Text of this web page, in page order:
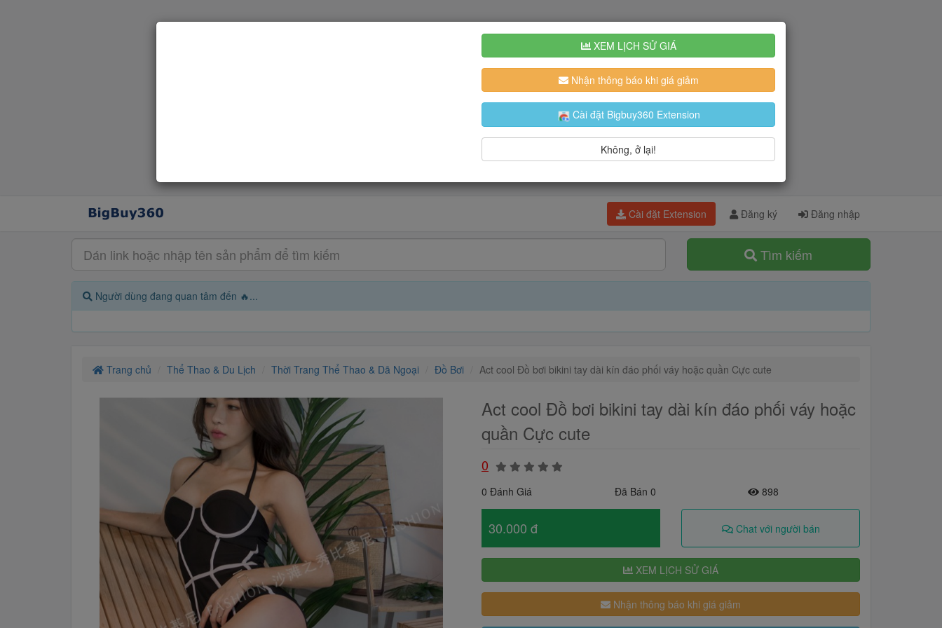
Cài đặt Extension Đăng ký Đăng nhập
Tìm kiếm
Người dùng đang quan tâm đến 🔥...
Trang chủ Thể Thao & Du Lịch Thời Trang Thể Thao & Dã Ngoại Đồ Bơi Act cool Đồ bơi bikini tay dài kín đáo phối váy hoặc quần Cực cute
Act cool Đồ bơi bikini tay dài kín đáo phối váy hoặc
quần Cực cute
0
0 Đánh Giá Đã Bán 0 898
30.000 đ Chat với người bán
XEM LỊCH SỬ GIÁ
Nhận thông báo khi giá giảm
XEM LỊCH SỬ GIÁ
Nhận thông báo khi giá giảm
Cài đặt Bigbuy360 Extension
Không, ở lại!